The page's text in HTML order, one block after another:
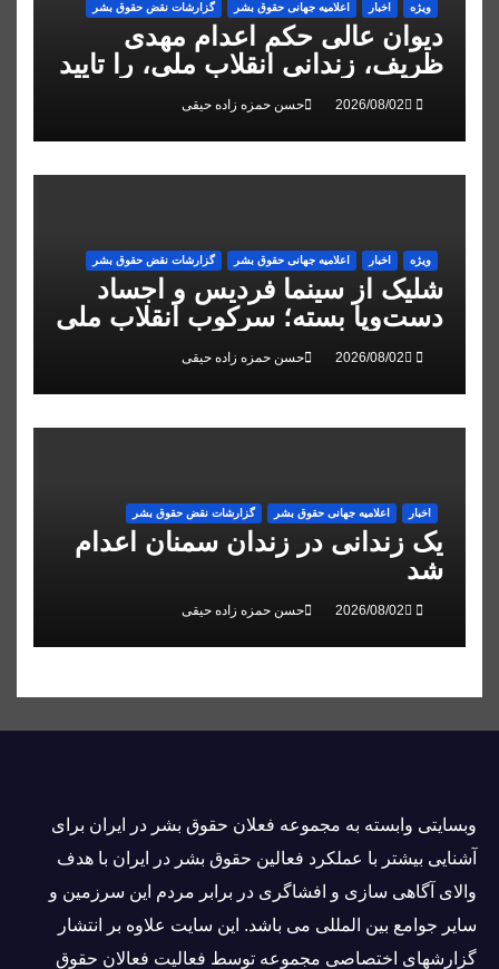
ویژه اخبار اعلاميه جهانی حقوق بشر گزارشات نقض حقوق بشر
دیوان عالی حکم اعدام مهدی
ظریف، زندانی انقلاب ملی، را تایید
کرد
حسن حمزه زاده حیقی
ویژه اخبار اعلاميه جهانی حقوق بشر گزارشات نقض حقوق بشر
شلیک از سینما فردیس و اجساد
دست‌وپا بسته؛ سرکوب انقلاب ملی
در البرز
حسن حمزه زاده حیقی
اخبار اعلاميه جهانی حقوق بشر گزارشات نقض حقوق بشر
یک زندانی در زندان سمنان اعدام
شد
حسن حمزه زاده حیقی
وبسايتى وابسته به مجموعه فعلان حقوق بشر در ایران برای
آشنایی بيشتر با عملکرد فعالین حقوق بشر در ایران با هدف
والاى آگاهى سازی و افشاگرى در برابر مردم این سرزمین و
ساير جوامع بین المللى می باشد. این سایت علاوه بر انتشار
گزارشهای اختصاصی مجموعه توسط فعاليت فعالان حقوق